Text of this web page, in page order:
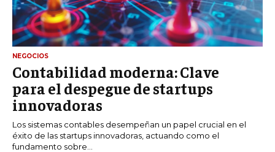
NEGOCIOS
Contabilidad moderna: Clave
para el despegue de startups
innovadoras
Los sistemas contables desempeñan un papel crucial en el
éxito de las startups innovadoras, actuando como el
fundamento sobre...